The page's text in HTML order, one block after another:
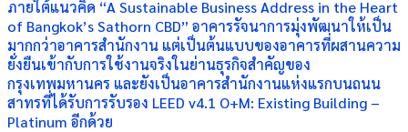
ภายใต้แนวคิด “A Sustainable Business Address in the Heart
of Bangkok’s Sathorn CBD” อาคารรัจนาการมุ่งพัฒนาให้เป็น
มากกว่าอาคารสำนักงาน แต่เป็นต้นแบบของอาคารที่ผสานความ
ยั่งยืนเข้ากับการใช้งานจริงในย่านธุรกิจสำคัญของ
กรุงเทพมหานคร และยังเป็นอาคารสำนักงานแห่งแรกบนถนน
สาทรที่ได้รับการรับรอง LEED v4.1 O+M: Existing Building –
Platinum อีกด้วย